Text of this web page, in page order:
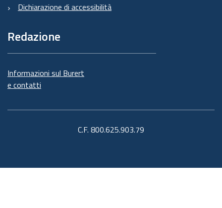
Dichiarazione di accessibilità
Redazione
Informazioni sul Burert
e contatti
C.F. 800.625.903.79